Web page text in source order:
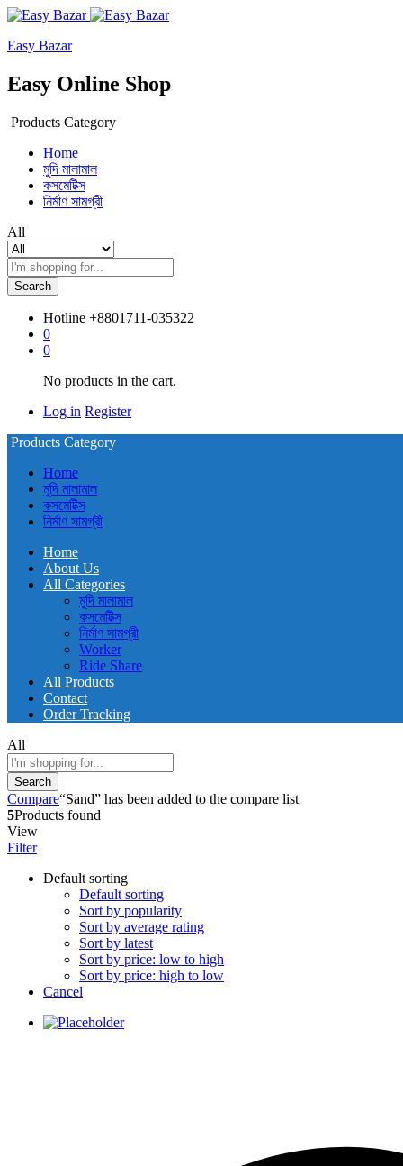
Easy Bazar
Easy Online Shop
Products Category
Home
মুদি মালামাল
কসমেটিক্স
নির্মাণ সামগ্রী
All
Search
Hotline +8801711-035322
0
0
No products in the cart.
Log in Register
Products Category
Home
মুদি মালামাল
কসমেটিক্স
নির্মাণ সামগ্রী
Home
About Us
All Categories
মুদি মালামাল
কসমেটিক্স
নির্মাণ সামগ্রী
Worker
Ride Share
All Products
Contact
Order Tracking
All
Search
Compare“Sand” has been added to the compare list
5Products found
View
Filter
Default sorting
Default sorting
Sort by popularity
Sort by average rating
Sort by latest
Sort by price: low to high
Sort by price: high to low
Cancel